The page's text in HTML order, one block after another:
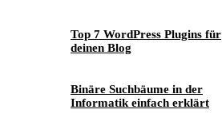
Top 7 WordPress Plugins für
deinen Blog
Binäre Suchbäume in der
Informatik einfach erklärt